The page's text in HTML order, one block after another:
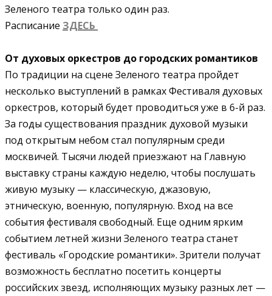
Зеленого театра только один раз.
Расписание ЗДЕСЬ
От духовых оркестров до городских романтиков
По традиции на сцене Зеленого театра пройдет
несколько выступлений в рамках Фестиваля духовых
оркестров, который будет проводиться уже в 6-й раз.
За годы существования праздник духовой музыки
под открытым небом стал популярным среди
москвичей. Тысячи людей приезжают на Главную
выставку страны каждую неделю, чтобы послушать
живую музыку — классическую, джазовую,
этническую, военную, популярную. Вход на все
события фестиваля свободный. Еще одним ярким
событием летней жизни Зеленого театра станет
фестиваль «Городские романтики». Зрители получат
возможность бесплатно посетить концерты
российских звезд, исполняющих музыку разных лет —